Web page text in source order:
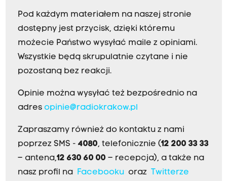
Pod każdym materiałem na naszej stronie
dostępny jest przycisk, dzięki któremu
możecie Państwo wysyłać maile z opiniami.
Wszystkie będą skrupulatnie czytane i nie
pozostaną bez reakcji.
Opinie można wysyłać też bezpośrednio na
adres opinie@radiokrakow.pl
Zapraszamy również do kontaktu z nami
poprzez SMS - 4080, telefonicznie (12 200 33 33
– antena,12 630 60 00 – recepcja), a także na
nasz profil na
Facebookuoraz Twitterze